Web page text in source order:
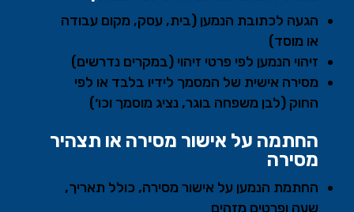
הגעה לכתובת הנמען (בית, עסק, מקום עבודה
או מוסד)
זיהוי הנמען לפי פרטי זיהוי (במקרים נדרשים)
מסירה אישית של המסמך לידיו בלבד או לפי
החוק (לבן משפחה בוגר, נציג מוסמך וכו׳)
החתמה על אישור מסירה או תצהיר
מסירה
החתמת הנמען על אישור מסירה, כולל תאריך,
שעה ופרטים מזהים